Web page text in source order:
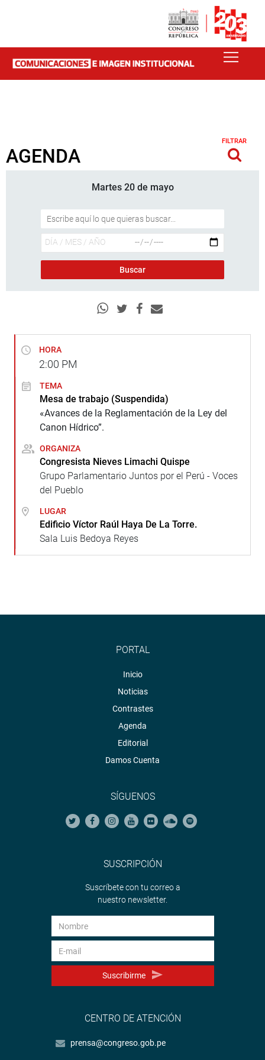
AGENDA
FILTRAR
Martes 20 de mayo
HORA
2:00 PM
TEMA
Mesa de trabajo (Suspendida)
«Avances de la Reglamentación de la Ley del
Canon Hídrico”.
ORGANIZA
Congresista Nieves Limachi Quispe
Grupo Parlamentario Juntos por el Perú - Voces
del Pueblo
LUGAR
Edificio Víctor Raúl Haya De La Torre.
Sala Luis Bedoya Reyes
PORTAL
Inicio
Noticias
Contrastes
Agenda
Editorial
Damos Cuenta
SÍGUENOS
SUSCRIPCIÓN
Suscríbete con tu correo a
nuestro newsletter.
Suscribirme
CENTRO DE ATENCIÓN
prensa@congreso.gob.pe